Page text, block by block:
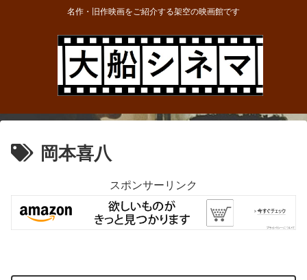
名作・旧作映画をご紹介する架空の映画館です
岡本喜八
スポンサーリンク